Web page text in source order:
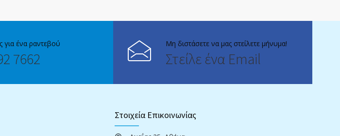
για ένα ραντεβού
7662
Μη διστάσετε να μας στείλετε μήνυμα!
Στείλε ένα Email
Στοιχεία Επικοινωνίας